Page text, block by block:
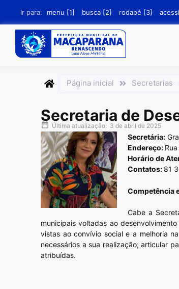
conteúdo
Ir para: menu [1] busca [2] rodapé [3]
Página inicial Secretarias
Secretaria de
Última atualização: 3 de abril de 2025
Secretária:
Endereço:
Horário de
Contatos: 81
Competência
Cabe a
municipais voltadas ao
vistas ao convívio social e a melhoria
necessários a sua realização; articular
atribuídas.